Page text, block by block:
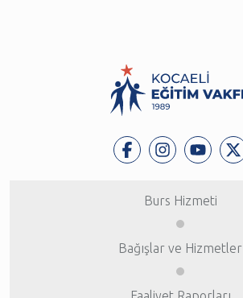
Burs Hizmeti
Bağışlar ve Hizmetler